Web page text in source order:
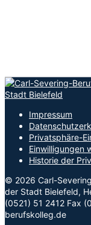
Impressum
Privatsphäre-
Einwilligungen
Historie der
© 2026 Carl-
der Stadt Bielefeld,
(0521) 51 2412 Fax
berufskolleg.de